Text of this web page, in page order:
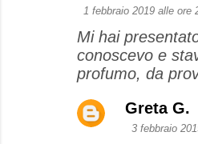
1 febbraio 2019 alle ore
Mi hai
conoscevo e
profumo, da
Greta G.
3 febbraio